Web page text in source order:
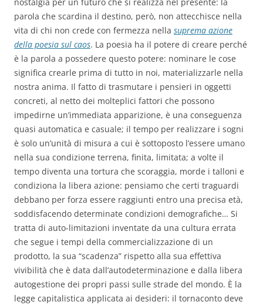
nostalgia per un futuro che si realizza nel presente: la
parola che scardina il destino, però, non attecchisce nella
vita di chi non crede con fermezza nella suprema azione
della poesia sul caos. La poesia ha il potere di creare perché
è la parola a possedere questo potere: nominare le cose
significa crearle prima di tutto in noi, materializzarle nella
nostra anima. Il fatto di trasmutare i pensieri in oggetti
concreti, al netto dei molteplici fattori che possono
impedirne un’immediata apparizione, è una conseguenza
quasi automatica e casuale; il tempo per realizzare i sogni
è solo un’unità di misura a cui è sottoposto l’essere umano
nella sua condizione terrena, finita, limitata; a volte il
tempo diventa una tortura che scoraggia, morde i talloni e
condiziona la libera azione: pensiamo che certi traguardi
debbano per forza essere raggiunti entro una precisa età,
soddisfacendo determinate condizioni demografiche… Si
tratta di auto-limitazioni inventate da una cultura errata
che segue i tempi della commercializzazione di un
prodotto, la sua “scadenza” rispetto alla sua effettiva
vivibilità che è data dall’autodeterminazione e dalla libera
autogestione dei propri passi sulle strade del mondo. È la
legge capitalistica applicata ai desideri: il tornaconto deve